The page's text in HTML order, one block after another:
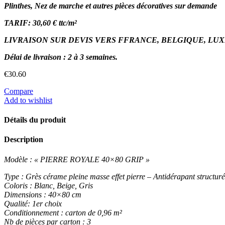
Plinthes, Nez de marche et autres pièces décoratives sur demande
TARIF: 30,60 € ttc/m²
LIVRAISON SUR DEVIS VERS FFRANCE, BELGIQUE,
Délai de livraison : 2 à 3 semaines.
€30.60
Compare
Add to wishlist
Détails du produit
Description
Modèle : « PIERRE ROYALE 40×80 GRIP »
Type : Grès cérame pleine masse effet pierre – Antidérapant
Coloris : Blanc, Beige, Gris
Dimensions : 40×80 cm
Qualité: 1er choix
Conditionnement : carton de 0,96 m²
Nb de pièces par carton : 3